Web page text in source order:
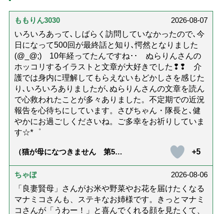
ももりん3030
2026-08-07
いろいろあって､しばらく訪問していなかったので､今
日になって500回が最終話と知り､愕然となりました
(@_@;) 10年経ってたんですね･･ ぬらりんさんの
ホッコリするイラストと文章が大好きでした❢❢ 介
護では身内に理解してもらえないもどかしさを感じた
り､いろいろありましたが､ぬらりんさんの文章を読ん
で心救われたことが多々ありました。不定期での近況
報告を心待ちにしています。さびちゃん・隊長と､健
やかにお過ごしくださいね。ご多幸をお祈りしていま
す☆*゜
（猫が母になつきません 第500
+5
ちゃぼ
2026-08-06
「良妻賢母」さんがお米や野菜やお花を届けたくなる
マナミコさんも、ステキなお姉様です。きっとマナミ
コさんが「うわー！」と喜んでくれる顔を見たくて、